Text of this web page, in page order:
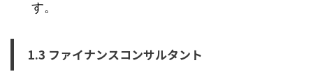
す。
1.3 ファイナンスコンサルタント